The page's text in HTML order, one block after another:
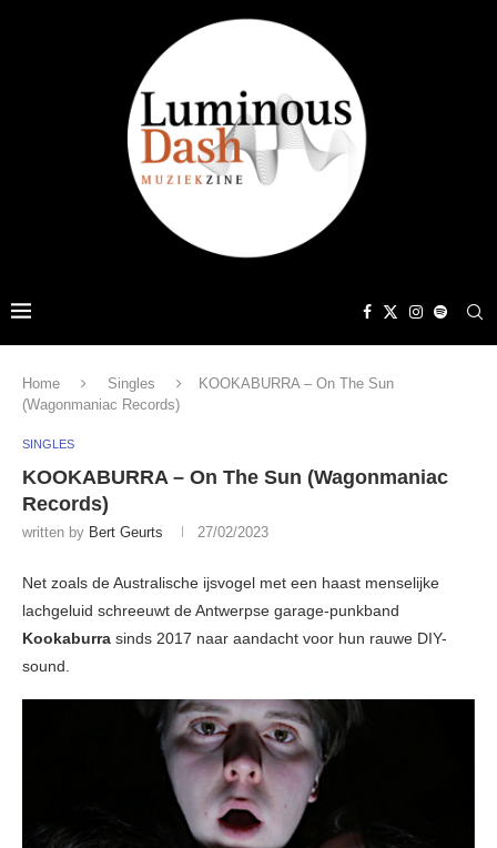
Home Singles
KOOKABURRA – On The Sun
(Wagonmaniac Records)
SINGLES
KOOKABURRA – On The Sun (Wagonmaniac
Records)
written by Bert Geurts 27/02/2023
Net zoals de Australische ijsvogel met een haast menselijke
lachgeluid schreeuwt de Antwerpse garage-punkband
Kookaburra sinds 2017 naar aandacht voor hun rauwe DIY-
sound.